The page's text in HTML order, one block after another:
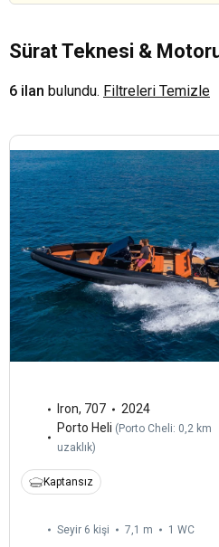
Sürat Teknesi &
6 ilan bulundu. Filtreleri Temizle
Iron, 707
2024
Porto Heli ( Porto Cheli: 0,2 km
uzaklık)
Kaptansız
Seyir 6 kişi 7,1 m 1 WC